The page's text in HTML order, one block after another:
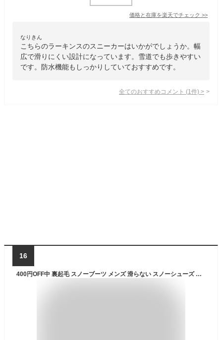
価格と在庫を楽天でチェック >>
なりきん
こちらのラーキンスのスニーカーはいかがでしょうか。幅
広で滑りにくい設計になっています。雪道でも歩きやすい
です。防水機能もしっかりしていておすすめです。
全てのおすすめコメント (1 件) >
16
400円OFF中 裏起毛 スノーブーツ メンズ 滑らない スノーシューズ ウォーキング ショートブーツ ハイカット スニーカー ファー付き 暖か ブーツ 防寒 防滑 雪対応 厚底 雪靴 冬用 暖かい 登山靴 耐磨耗 ハイキング ウィンター アウトドア 通学 通勤 旅行 雪道